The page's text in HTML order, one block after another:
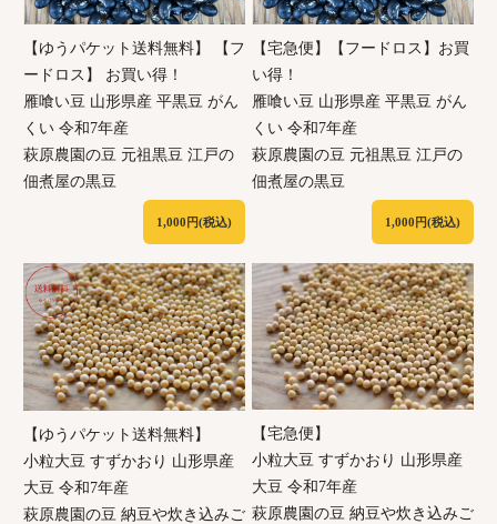
【ゆうパケット送料無料】 【フ
ードロス】 お買い得！
雁喰い豆 山形県産 平黒豆 がん
くい 令和7年産
萩原農園の豆 元祖黒豆 江戸の
佃煮屋の黒豆
1,000円(税込)
【宅急便】【フードロス】お買
い得！
雁喰い豆 山形県産 平黒豆 がん
くい 令和7年産
萩原農園の豆 元祖黒豆 江戸の
佃煮屋の黒豆
1,000円(税込)
【ゆうパケット送料無料】
小粒大豆 すずかおり 山形県産
大豆 令和7年産
萩原農園の豆 納豆や炊き込みご
【宅急便】
小粒大豆 すずかおり 山形県産
大豆 令和7年産
萩原農園の豆 納豆や炊き込みご